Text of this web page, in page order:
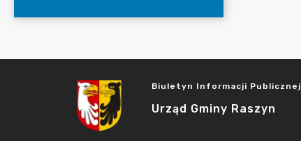
Biuletyn Informacji Publicznej
Urząd Gminy Raszyn